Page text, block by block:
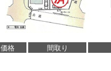
価格 間取り